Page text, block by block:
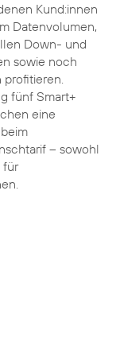
Kund:innen
Datenvolumen,
Down- und
sowie noch
profitieren.
fünf Smart+
eine
– sowohl
für